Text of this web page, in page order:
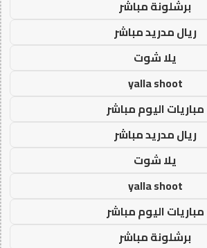
برشلونة مباشر
ريال مدريد مباشر
يلا شوت
yalla shoot
مباريات اليوم مباشر
ريال مدريد مباشر
يلا شوت
yalla shoot
مباريات اليوم مباشر
برشلونة مباشر